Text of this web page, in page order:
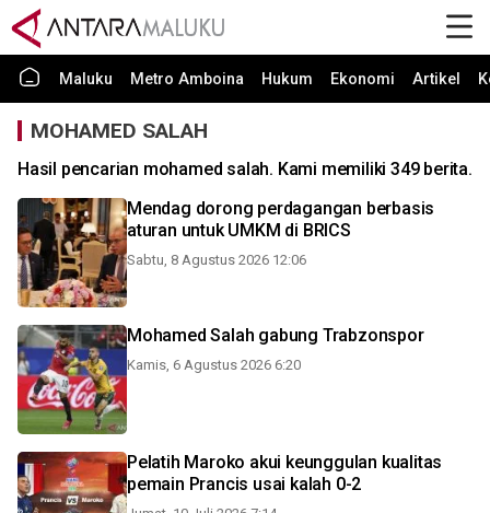
Maluku Metro Amboina Hukum Ekonomi Artikel
MOHAMED SALAH
Hasil pencarian mohamed salah. Kami memiliki 349 berita.
Mendag dorong perdagangan berbasis
aturan untuk UMKM di BRICS
Sabtu, 8 Agustus 2026 12:06
Mohamed Salah gabung Trabzonspor
Kamis, 6 Agustus 2026 6:20
Pelatih Maroko akui keunggulan kualitas
pemain Prancis usai kalah 0-2